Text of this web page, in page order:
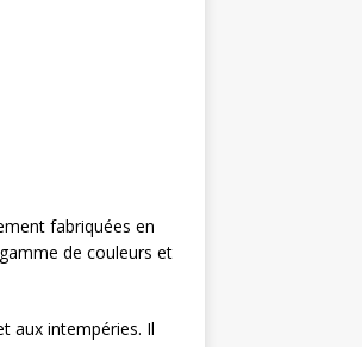
fabriquées en
de couleurs et
aux intempéries. Il